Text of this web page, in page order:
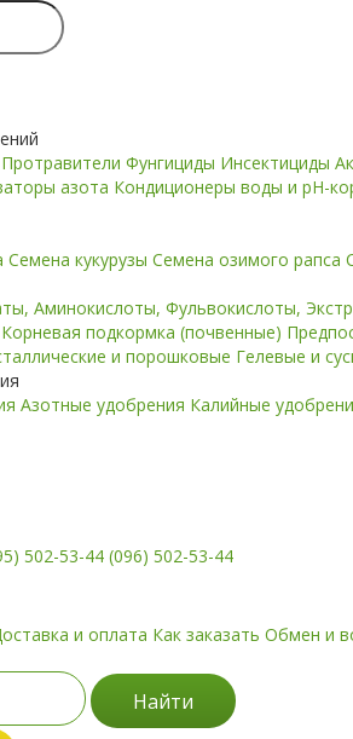
Протравители Фунгициды Инсектициды
азота Кондиционеры воды и pH-
Семена кукурузы Семена озимого рапса
Аминокислоты, Фульвокислоты,
Корневая подкормка (почвенные)
и порошковые Гелевые и
Азотные удобрения Калийные
502-53-44 (096) 502-53-44
и оплата Как заказать Обмен и
Найти